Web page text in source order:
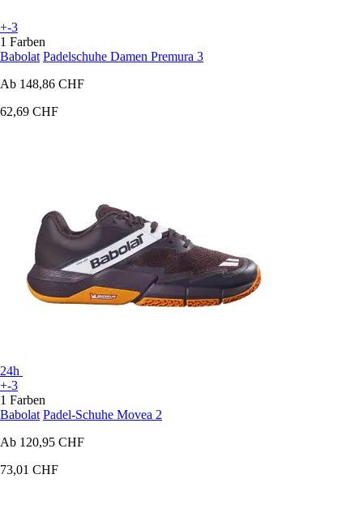
+-3
1 Farben
Babolat Padelschuhe Damen Premura 3
Ab 148,86 CHF
62,69 CHF
24h
+-3
1 Farben
Babolat Padel-Schuhe Movea 2
Ab 120,95 CHF
73,01 CHF